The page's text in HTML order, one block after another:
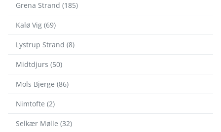
Grena Strand (185)
Kalø Vig (69)
Lystrup Strand (8)
Midtdjurs (50)
Mols Bjerge (86)
Nimtofte (2)
Selkær Mølle (32)